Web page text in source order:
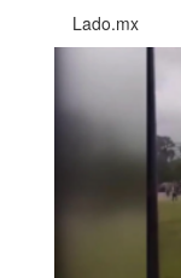
Lado.mx